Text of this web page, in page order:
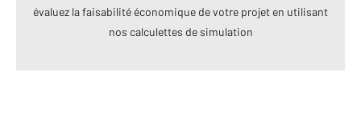
évaluez la faisabilité économique de votre projet en utilisant
nos calculettes de simulation